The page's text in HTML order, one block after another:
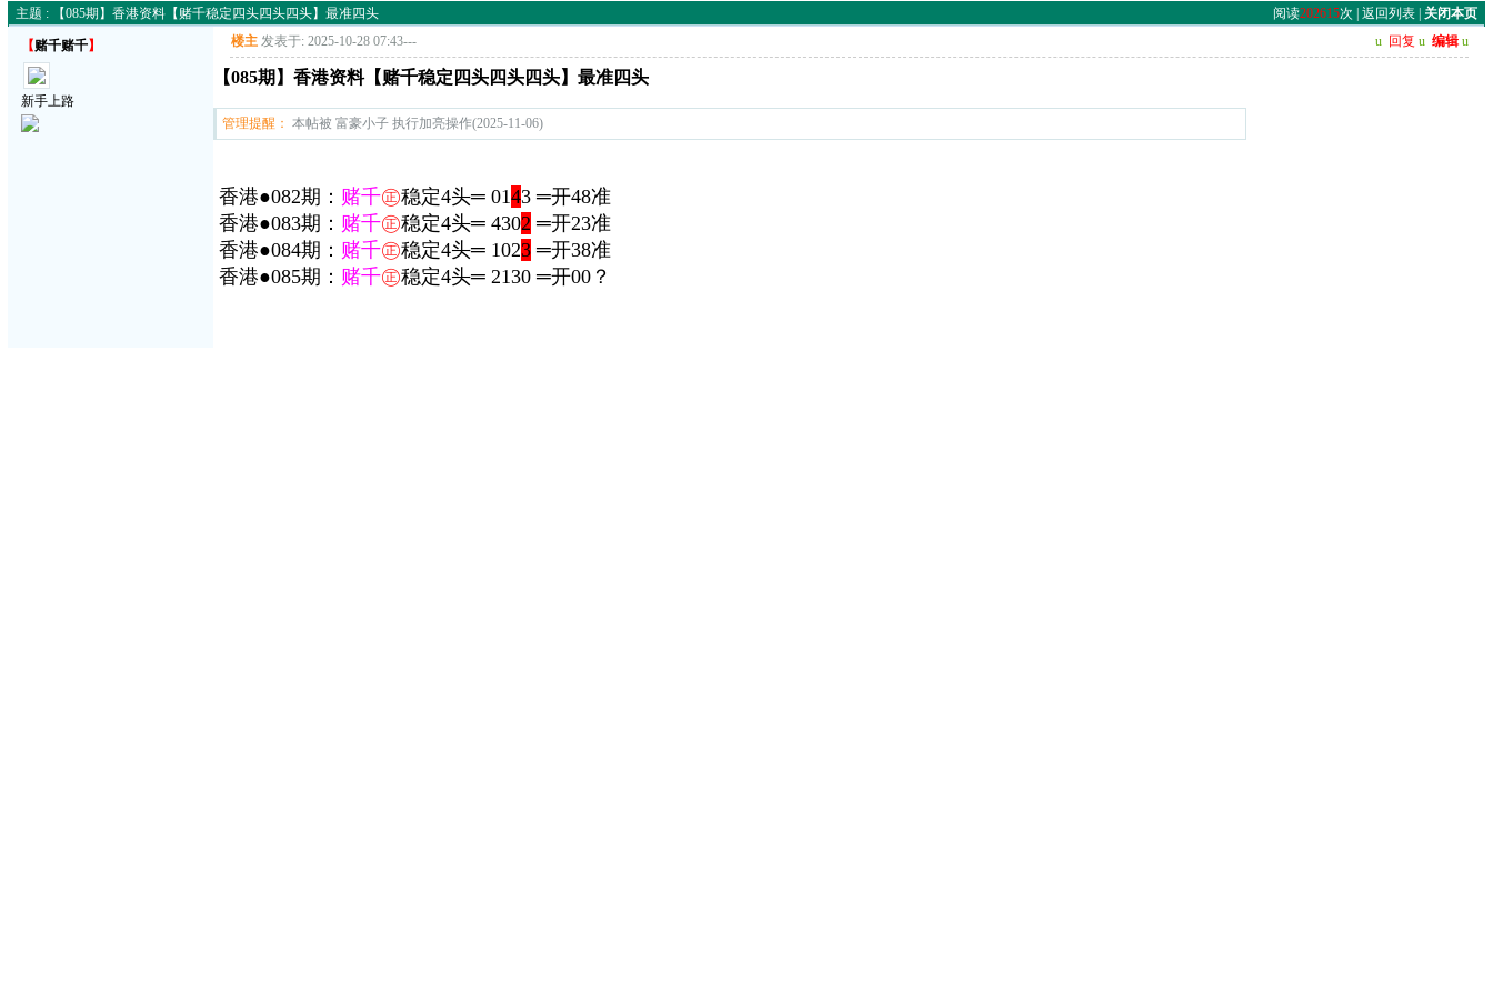
主题 : 【085期】香港资料【赌千稳定四头四头四头】最准四头 阅读202615次 | 返回列表| 关闭本页
【赌千赌千】
新手上路
楼主 发表于: 2025-10-28 07:43--- u 回复 u 编辑 u
【085期】香港资料【赌千稳定四头四头四头】最准四头
管理提醒： 本帖被 富豪小子 执行加亮操作(2025-11-06)
香港●082期： 赌千㊣稳定4头═ 0143 ═开48准
香港●083期： 赌千㊣稳定4头═ 4302 ═开23准
香港●084期： 赌千㊣稳定4头═ 1023 ═开38准
香港●085期： 赌千㊣稳定4头═ 2130 ═开00？